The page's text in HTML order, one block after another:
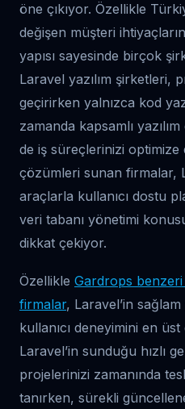
öne çıkıyor. Özellikle
değişen müşteri
yapısı sayesinde birçok
Laravel yazılım şirketleri,
geçirirken yalnızca kod
zamanda kapsamlı
de iş süreçlerinizi optimize
çözümleri sunan firmalar,
araçlarla kullanıcı dostu
veri tabanı yönetimi
dikkat çekiyor.
Özellikle Gardrops
firmalar, Laravel’in
kullanıcı deneyimini en
Laravel’in sunduğu hızlı
projelerinizi zamanında
tanırken, sürekli